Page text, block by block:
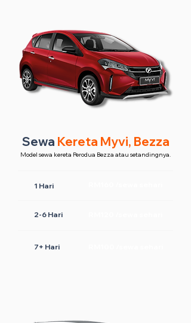
Sewa Kereta Myvi, Bezza
Model sewa kereta Perodua Bezza atau setandingnya.
1 Hari
2-6 Hari
7+ Hari